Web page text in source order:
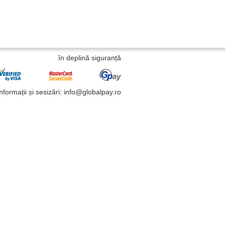
în deplină siguranță
și sesizări: info@globalpay.ro